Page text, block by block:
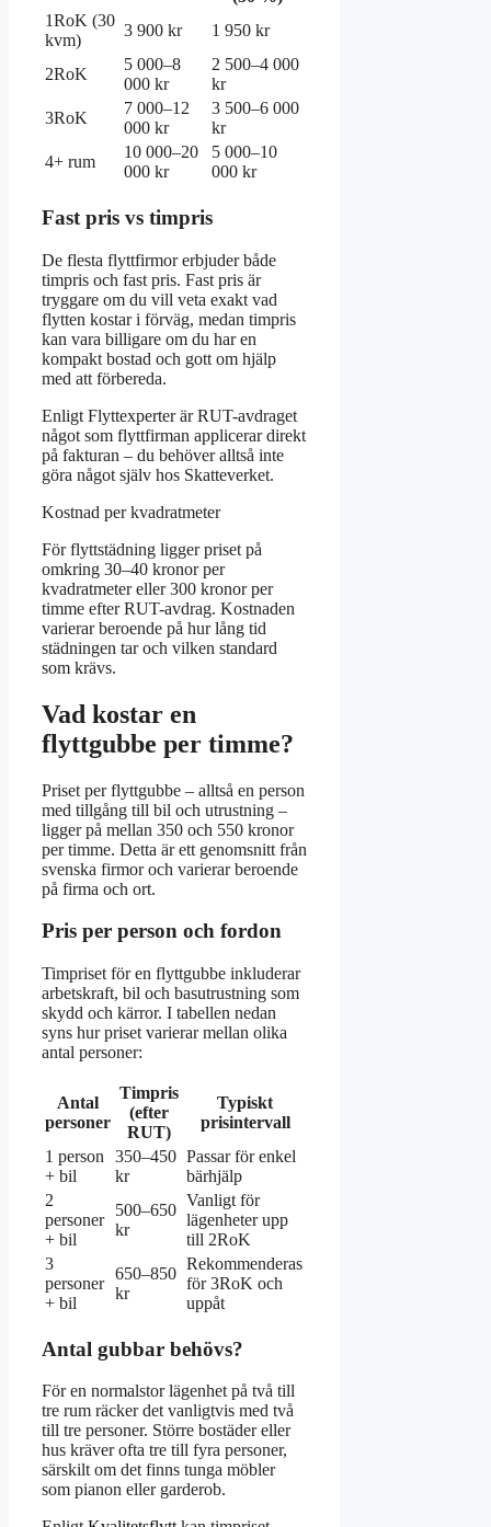
1RoK (30
kvm)
3 900 kr 1 950 kr
2RoK
5 000–8
000 kr
2 500–4 000
kr
3RoK
7 000–12
000 kr
3 500–6 000
kr
4+ rum
10 000–20
000 kr
5 000–10
000 kr
Fast pris vs timpris
De flesta flyttfirmor erbjuder både
timpris och fast pris. Fast pris är
tryggare om du vill veta exakt vad
flytten kostar i förväg, medan timpris
kan vara billigare om du har en
kompakt bostad och gott om hjälp
med att förbereda.
Enligt Flyttexperter är RUT-avdraget
något som flyttfirman applicerar direkt
på fakturan – du behöver alltså inte
göra något själv hos Skatteverket.
Kostnad per kvadratmeter
För flyttstädning ligger priset på
omkring 30–40 kronor per
kvadratmeter eller 300 kronor per
timme efter RUT-avdrag. Kostnaden
varierar beroende på hur lång tid
städningen tar och vilken standard
som krävs.
Vad kostar en
flyttgubbe per timme?
Priset per flyttgubbe – alltså en person
med tillgång till bil och utrustning –
ligger på mellan 350 och 550 kronor
per timme. Detta är ett genomsnitt från
svenska firmor och varierar beroende
på firma och ort.
Pris per person och fordon
Timpriset för en flyttgubbe inkluderar
arbetskraft, bil och basutrustning som
skydd och kärror. I tabellen nedan
syns hur priset varierar mellan olika
antal personer:
Antal
personer
Timpris
(efter
RUT)
Typiskt
prisintervall
1 person
+ bil
350–450
kr
Passar för enkel
bärhjälp
2
personer
+ bil
500–650
kr
Vanligt för
lägenheter upp
till 2RoK
3
personer
+ bil
650–850
kr
Rekommenderas
för 3RoK och
uppåt
Antal gubbar behövs?
För en normalstor lägenhet på två till
tre rum räcker det vanligtvis med två
till tre personer. Större bostäder eller
hus kräver ofta tre till fyra personer,
särskilt om det finns tunga möbler
som pianon eller garderob.